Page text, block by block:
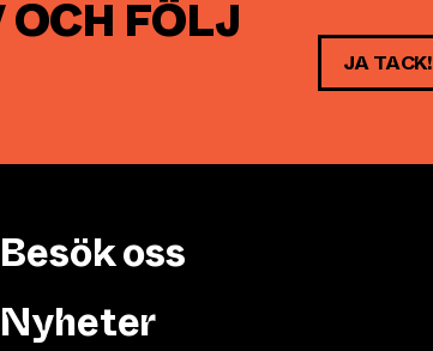
OCH FÖLJ
JA TACK!
Besök oss
Nyheter